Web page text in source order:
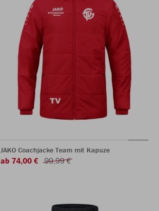
JAKO Coachjacke Team mit Kapuze
ab 74,00 € 99,99 €